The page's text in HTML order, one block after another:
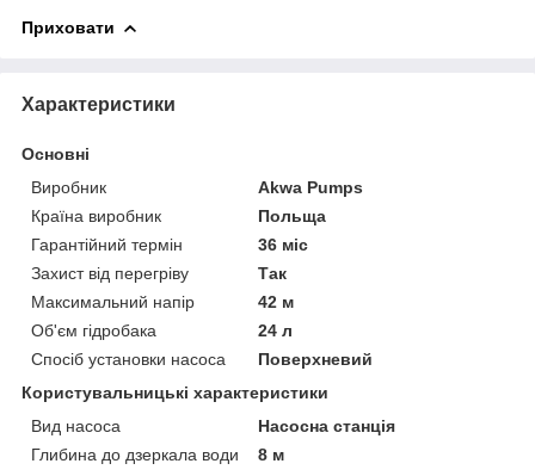
Приховати
Характеристики
Основні
Виробник
Akwa Pumps
Країна виробник
Польща
Гарантійний термін
36 міс
Захист від перегріву
Так
Максимальний напір
42 м
Об'єм гідробака
24 л
Спосіб установки насоса
Поверхневий
Користувальницькі характеристики
Вид насоса
Насосна станція
Глибина до дзеркала води
8 м